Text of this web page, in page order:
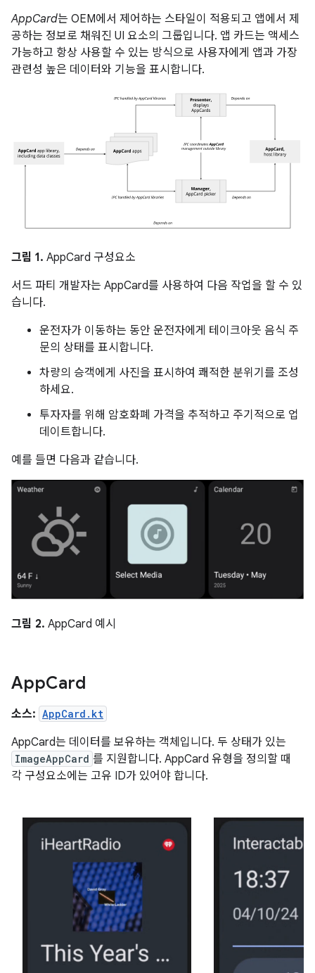
AppCard는 OEM에서 제어하는 스타일이 적용되고 앱에서 제
공하는 정보로 채워진 UI 요소의 그룹입니다. 앱 카드는 액세스
가능하고 항상 사용할 수 있는 방식으로 사용자에게 앱과 가장
관련성 높은 데이터와 기능을 표시합니다.
그림 1. AppCard 구성요소
서드 파티 개발자는 AppCard를 사용하여 다음 작업을 할 수 있
습니다.
운전자가 이동하는 동안 운전자에게 테이크아웃 음식 주
문의 상태를 표시합니다.
차량의 승객에게 사진을 표시하여 쾌적한 분위기를 조성
하세요.
투자자를 위해 암호화폐 가격을 추적하고 주기적으로 업
데이트합니다.
예를 들면 다음과 같습니다.
그림 2. AppCard 예시
AppCard
소스: AppCard.kt
AppCard는 데이터를 보유하는 객체입니다. 두 상태가 있는
ImageAppCard 를 지원합니다. AppCard 유형을 정의할 때
각 구성요소에는 고유 ID가 있어야 합니다.